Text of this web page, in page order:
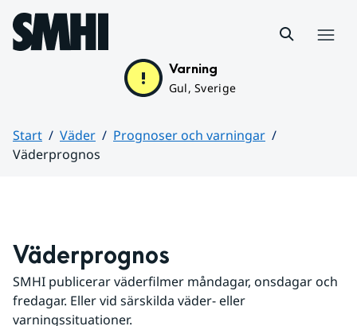
Hoppa till sidans innehåll
Varning
Gul, Sverige
Start Väder
Prognoser och varningar
Väderprognos
Väderprognos
SMHI publicerar väderfilmer måndagar, onsdagar och
fredagar. Eller vid särskilda väder- eller
varningssituationer.